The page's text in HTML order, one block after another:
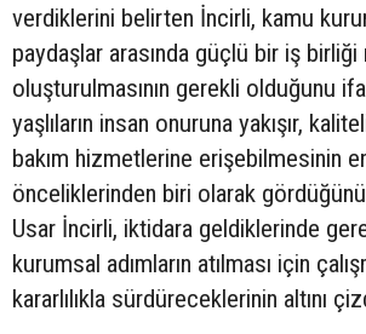
verdiklerini belirten İncirli, kamu
paydaşlar arasında güçlü bir iş birliği
oluşturulmasının gerekli olduğunu
yaşlıların insan onuruna yakışır,
bakım hizmetlerine erişebilmesinin
önceliklerinden biri olarak
Usar İncirli, iktidara geldiklerinde
kurumsal adımların atılması için
kararlılıkla sürdüreceklerinin altını